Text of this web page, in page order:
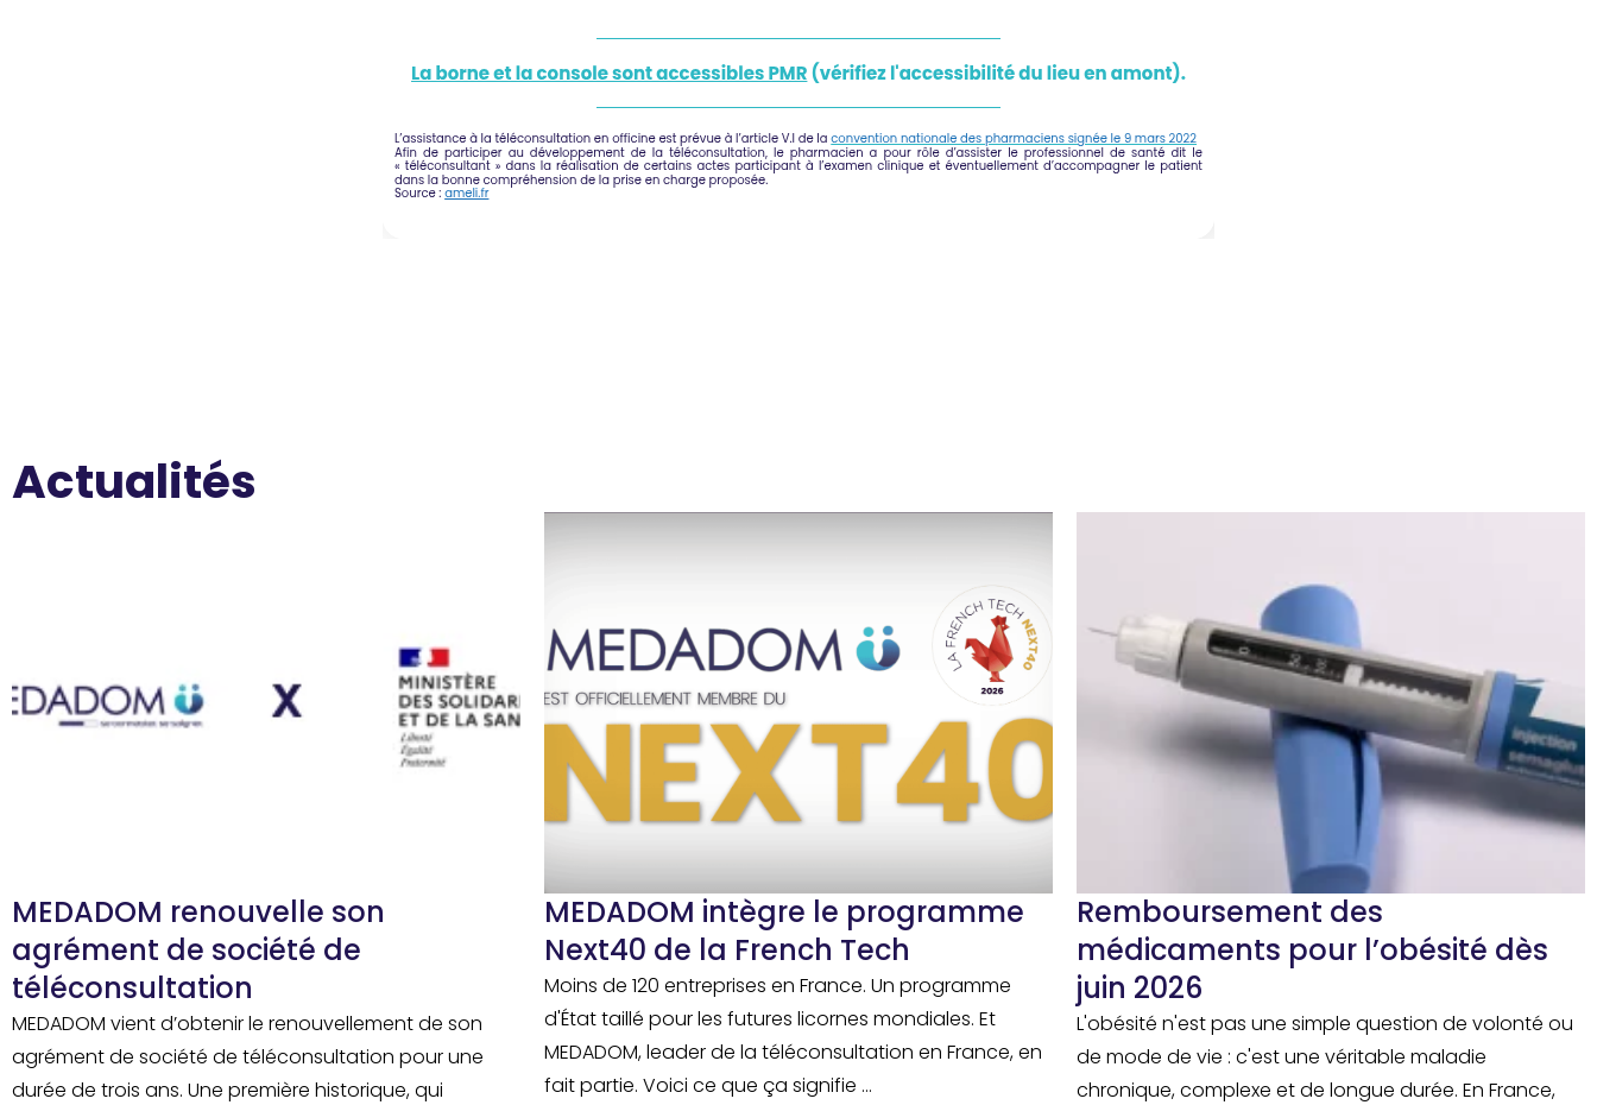
Actualités
MEDADOM renouvelle son
agrément de société de
téléconsultation
MEDADOM vient d’obtenir le renouvellement de son
agrément de société de téléconsultation pour une
durée de trois ans. Une première historique, qui
MEDADOM intègre le programme
Next40 de la French Tech
Moins de 120 entreprises en France. Un programme
d'État taillé pour les futures licornes mondiales. Et
MEDADOM, leader de la téléconsultation en France, en
fait partie. Voici ce que ça signifie ...
Remboursement des
médicaments pour l’obésité dès
juin 2026
L'obésité n'est pas une simple question de volonté ou
de mode de vie : c'est une véritable maladie
chronique, complexe et de longue durée. En France,